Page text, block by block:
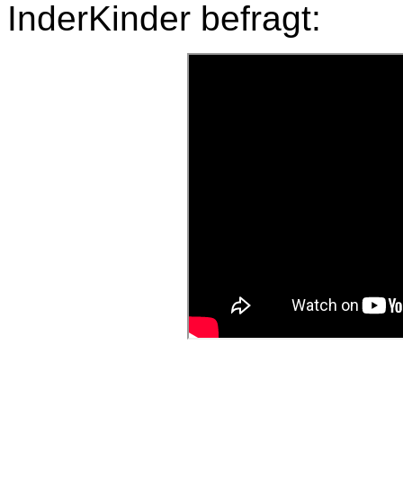
InderKinder befragt: